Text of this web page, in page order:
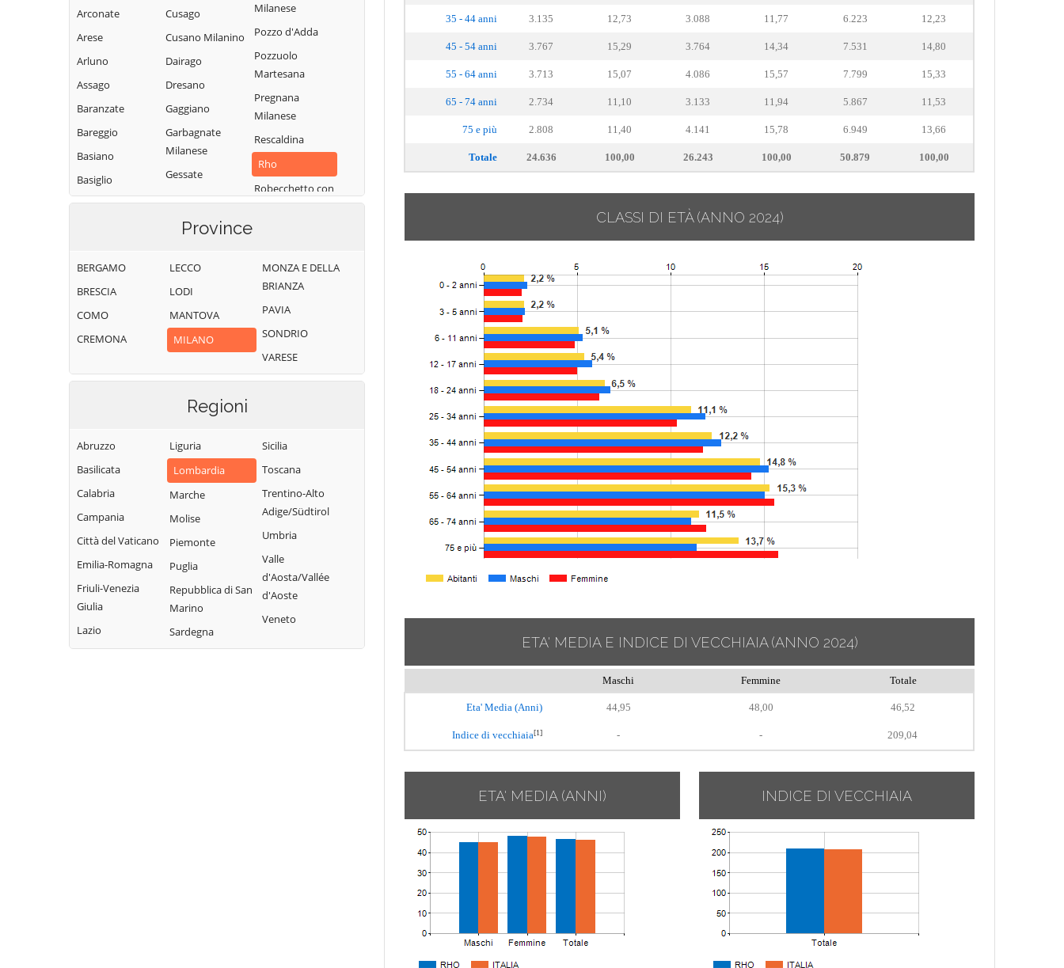
Arconate
Arese
Arluno
Assago
Baranzate
Bareggio
Basiano
Basiglio
Bellinzago
Besate
Binasco
Boffalora sopra
Ticino
Bresso
Buscate
Bussero
Busto Garolfo
Calvignasco
Cambiago
Canegrate
Carpiano
Cusago
Cusano Milanino
Dairago
Dresano
Gaggiano
Garbagnate
Milanese
Gessate
Gorgonzola
Grezzago
Inveruno
Inzago
Lacchiarella
Lainate
Locate di Triulzi
Magnago
Marcallo con
Casone
Masate
Mediglia
Melegnano
Melzo
Milanese
Pozzo d'Adda
Pozzuolo
Martesana
Pregnana
Milanese
Rescaldina
Rho
Robecchetto con
Induno
Rodano
al Lambro
San Donato
Legnano
San Giuliano
Milanese
San Vittore
Olona
San Zenone al
Lambro
Santo Stefano
Ticino
Province
BERGAMO
BRESCIA
COMO
CREMONA
LECCO
LODI
MANTOVA
MILANO
MONZA E DELLA
BRIANZA
PAVIA
SONDRIO
VARESE
Regioni
Abruzzo
Basilicata
Calabria
Campania
Città del Vaticano
Emilia-Romagna
Friuli-Venezia
Giulia
Lazio
Liguria
Lombardia
Marche
Molise
Piemonte
Puglia
Repubblica di San
Marino
Sardegna
Sicilia
Toscana
Trentino-Alto
Adige/Südtirol
Umbria
Valle
d'Aosta/Vallée
d'Aoste
Veneto
35 - 44 anni 3.135 12,73 3.088 11,77 6.223 12,23
45 - 54 anni 3.767 15,29 3.764 14,34 7.531 14,80
55 - 64 anni 3.713 15,07 4.086 15,57 7.799 15,33
65 - 74 anni 2.734 11,10 3.133 11,94 5.867 11,53
75 e più 2.808 11,40 4.141 15,78 6.949 13,66
Totale 24.636 100,00 26.243 100,00 50.879 100,00
CLASSI DI ETÀ (ANNO 2024)
ETA' MEDIA E INDICE DI VECCHIAIA (ANNO 2024)
Maschi Femmine Totale
Eta' Media (Anni) 44,95 48,00 46,52
Indice di vecchiaia[1] - - 209,04
ETA' MEDIA (ANNI) INDICE DI VECCHIAIA